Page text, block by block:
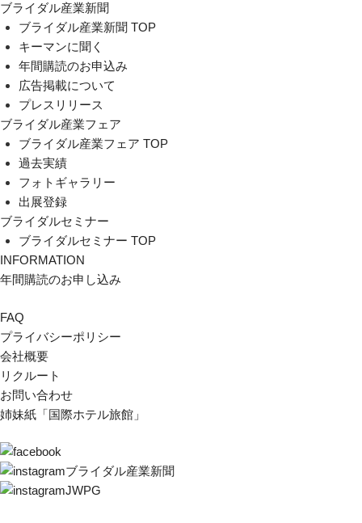
ブライダル産業新聞
ブライダル産業新聞 TOP
キーマンに聞く
年間購読のお申込み
広告掲載について
プレスリリース
ブライダル産業フェア
ブライダル産業フェア TOP
過去実績
フォトギャラリー
出展登録
ブライダルセミナー
ブライダルセミナー TOP
INFORMATION
年間購読のお申し込み
FAQ
プライバシーポリシー
会社概要
リクルート
お問い合わせ
姉妹紙「国際ホテル旅館」
ブライダル産業新聞
JWPG